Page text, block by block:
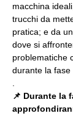
macchina
trucchi da
pratica; e da
dove si
problematiche
durante la fase
📌 Durante la